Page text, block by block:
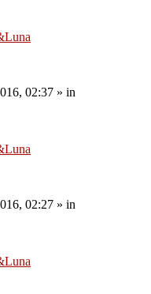
02:37 » in
02:27 » in